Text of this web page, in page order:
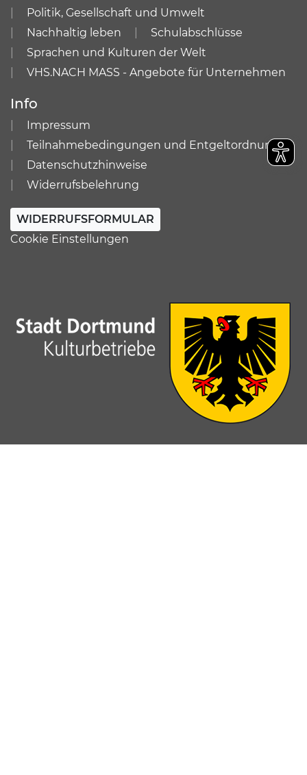
Politik, Gesellschaft und Umwelt
Nachhaltig leben
Schulabschlüsse
Sprachen und Kulturen der Welt
VHS.NACH MASS - Angebote für Unternehmen
Info
Impressum
Teilnahmebedingungen und Entgeltordnung
Datenschutzhinweise
Widerrufsbelehrung
WIDERRUFSFORMULAR
Cookie Einstellungen